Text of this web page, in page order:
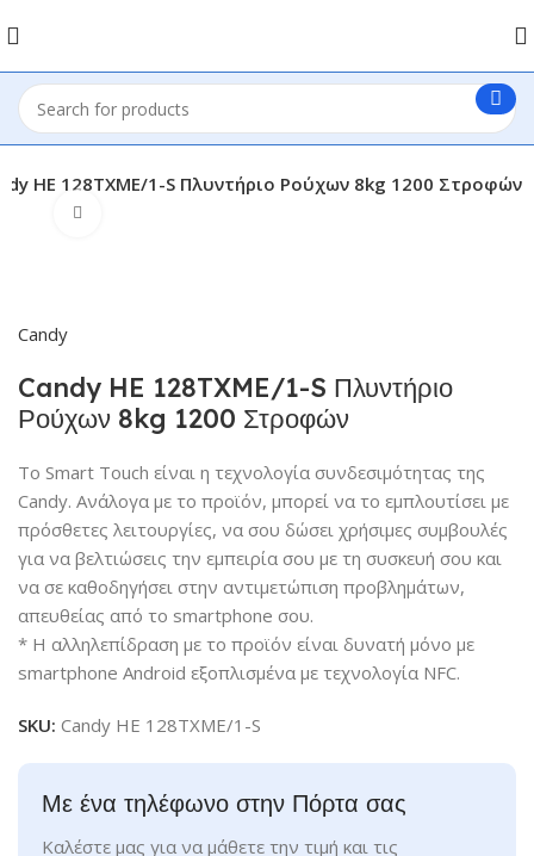
HE 128TXME/1-S Πλυντήριο Ρούχων 8kg 1200 Στροφών
Candy
Candy HE 128TXME/1-S Πλυντήριο
Ρούχων 8kg 1200 Στροφών
Το Smart Touch είναι η τεχνολογία συνδεσιμότητας της
Candy. Ανάλογα με το προϊόν, μπορεί να το εμπλουτίσει με
πρόσθετες λειτουργίες, να σου δώσει χρήσιμες συμβουλές
για να βελτιώσεις την εμπειρία σου με τη συσκευή σου και
να σε καθοδηγήσει στην αντιμετώπιση προβλημάτων,
απευθείας από το smartphone σου.
* Η αλληλεπίδραση με το προϊόν είναι δυνατή μόνο με
smartphone Android εξοπλισμένα με τεχνολογία NFC.
SKU:Candy HE 128TXME/1-S
Με ένα τηλέφωνο στην Πόρτα σας
Καλέστε μας για να μάθετε την τιμή και τις